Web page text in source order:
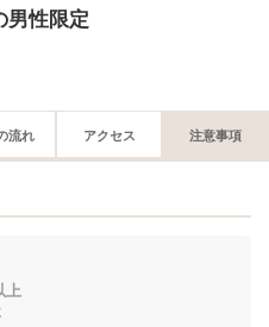
男性限定
流れ アクセス 注意事項